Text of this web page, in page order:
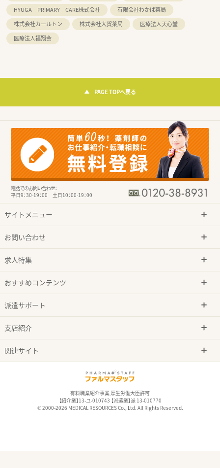
HYUGA PRIMARY CARE株式会社
有限会社わかば薬局
株式会社カールトン
株式会社大賀薬局
医療法人天心堂
医療法人福翔会
PAGE TOPへ戻る
電話でのお問い合わせ：
平日9：30-19：00 土日10：00-19：00
サイトメニュー
お問い合わせ
求人特集
おすすめコンテンツ
派遣サポート
支店紹介
関連サイト
有料職業紹介事業 厚生労働大臣許可
【紹介業】13-ユ-010743 【派遣業】派 13-010770
© 2000-2026 MEDICAL RESOURCES Co., Ltd. All Rights Reserved.